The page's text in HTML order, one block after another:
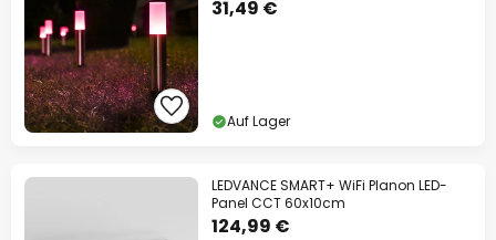
31,49 €
Auf Lager
LEDVANCE SMART+ WiFi Planon LED-
Panel CCT 60x10cm
124,99 €